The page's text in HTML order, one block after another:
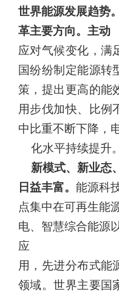
世界能源发展趋势
革主要方向。 主动
应对气候变化，满
国纷纷制定能源转
策，提出更高的能
用步伐加快、比例
中比重不断下降，
化水平持续提升
新模式、新业态
日益丰富。 能源科
点集中在可再生能源
电、智慧综合能源
应
用，先进分布式能
领域。世界主要国